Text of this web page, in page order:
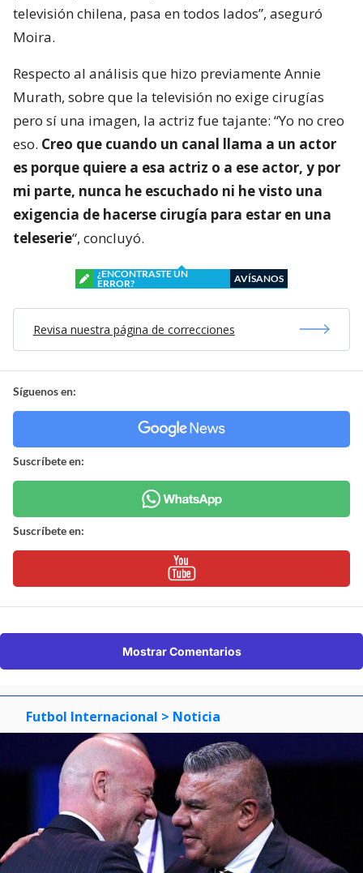
televisión chilena, pasa en todos lados”, aseguró
Moira.
Respecto al análisis que hizo previamente Annie
Murath, sobre que la televisión no exige cirugías
pero sí una imagen, la actriz fue tajante: “Yo no creo
eso. Creo que cuando un canal llama a un actor
es porque quiere a esa actriz o a ese actor, y por
mi parte, nunca he escuchado ni he visto una
exigencia de hacerse cirugía para estar en una
teleserie“, concluyó.
¿ENCONTRASTE UN
ERROR?
AVÍSANOS
Revisa nuestra página de correcciones
Síguenos en:
Suscríbete en:
Suscríbete en:
Mostrar Comentarios
Futbol Internacional > Noticia